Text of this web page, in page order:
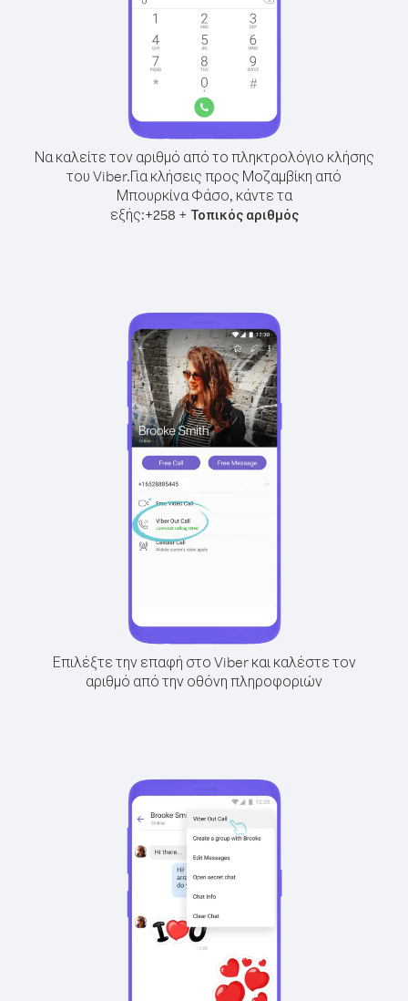
Να καλείτε τον αριθμό από το πληκτρολόγιο κλήσης
του Viber.Για κλήσεις προς Μοζαμβίκη από
Μπουρκίνα Φάσο, κάντε τα
εξής:+258 + Τοπικός αριθμός
Επιλέξτε την επαφή στο Viber και καλέστε τον
αριθμό από την οθόνη πληροφοριών